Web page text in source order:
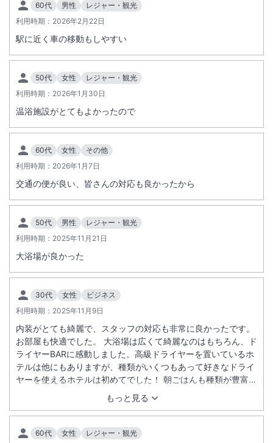
朝食では、ご当地メニューが楽しめる朝食ビュッフェもあり
ビジネスやレジャーなど、シーンを問わずリフレッシュできます。
INチェックイン
15:00 / OUT チェックアウト
11:00
駐車場あり
2026年7月1日ご予約分より、入湯税・宿泊税は現地でのお支払いとな
ります。
事前決済をご利用の場合でも、入湯税につきましてはチェックイン時に
添い寝について
未就学児まで添い寝可能。
現地にてお支払いください。
ベッドガード貸出無料
（ベッドガード：生後18ヶ月から60ヶ月まで貸出可能）
数に限りがございますのでお問い合わせください。
岩盤浴について
１回７００円（税込）
現地にてお支払いください。
※重要なお知らせです。必ず続きをご確認ください。
60代 男性
レジャー・観光
利用時期： 2026年2月22日
駅に近く車の移動もしやすい
50代 女性
レジャー・観光
利用時期： 2026年1月30日
温浴施設がとてもよかったので
60代 女性
その他
利用時期： 2026年1月7日
交通の便が良い、皆さんの対応も良かったから
50代 男性
レジャー・観光
利用時期： 2025年11月21日
大浴場が良かった
30代 女性
ビジネス
利用時期： 2025年11月9日
もっと見る
内装がとても綺麗で、スタッフの対応も非常に良かったです。
お部屋も快適でした。 大浴場は広くて綺麗なのはもちろん、ド
ライヤーBARに感動しました。高級ドライヤーを置いているホ
テルは他にもありますが、種類がいくつもあって好きなドライ
ヤーを使えるホテルは初めてでした！ 朝ごはんも種類が豊富で
美味しくて最高でした！
60代 女性
レジャー・観光